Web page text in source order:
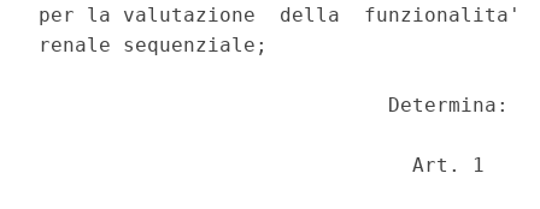
per la valutazione  della
renale sequenziale;
                             Determina:
                               Art. 1